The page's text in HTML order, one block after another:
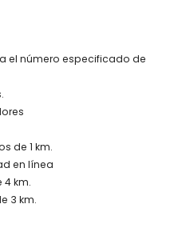
Sevilla (> 100
autobús a menos de 1000
50 kilómetros
para familias con niños
de ocio para sus vacaciones
el número especificado de
de 1 km.
en línea
km.
3 km.